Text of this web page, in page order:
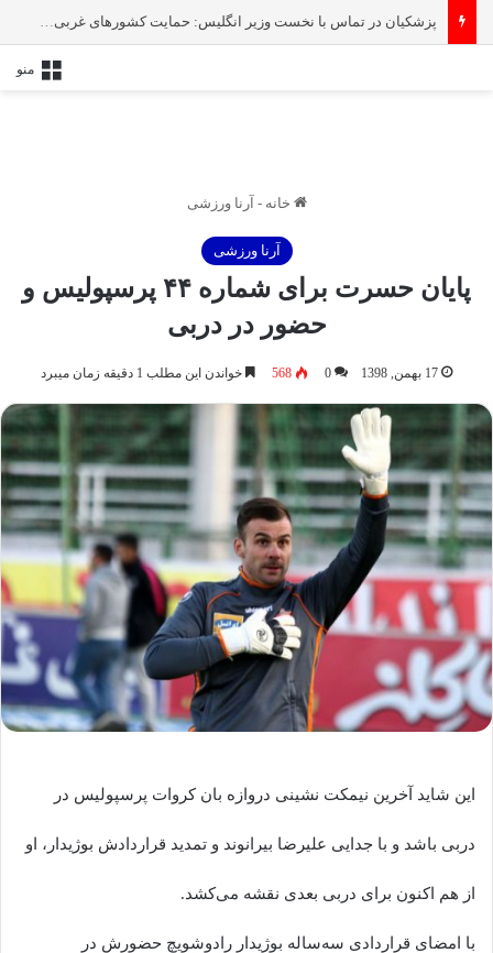
پزشکیان در تماس با نخست‌ وزیر انگلیس: حمایت کشور‌های غربی از رژیم صهیونیستی امنیت منطقه و جهان را به خطر انداخته است
منو
خانه - آرنا ورزشی
آرنا ورزشی
پایان حسرت برای شماره ۴۴ پرسپولیس و
حضور در دربی
17 بهمن, 1398 0
568 خواندن این مطلب 1 دقیقه زمان میبرد
این شاید آخرین نیمکت نشینی دروازه بان کروات پرسپولیس در
دربی باشد و با جدایی علیرضا بیرانوند و تمدید قراردادش بوژیدار، او
از هم اکنون برای دربی بعدی نقشه می‌کشد.
با امضای قراردادی سه‌ساله بوژیدار رادوشویچ حضورش در